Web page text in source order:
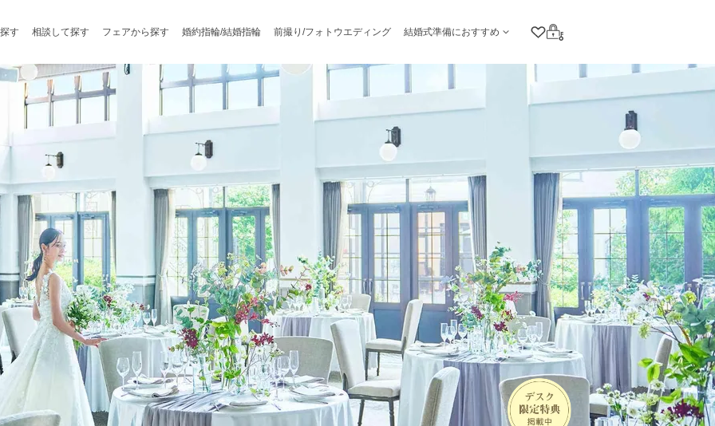
す 相談して探す フェアから探す 婚約指輪/結婚指輪 前撮り/フォトウエディング 結婚式準備におすすめ
クリップリスト
ログイン